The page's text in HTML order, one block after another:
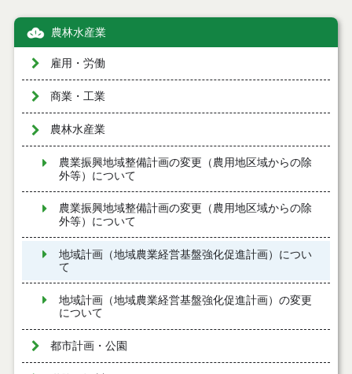
農林水産業
雇用・労働
商業・工業
農林水産業
農業振興地域整備計画の変更（農用地区域からの除
外等）について
農業振興地域整備計画の変更（農用地区域からの除
外等）について
地域計画（地域農業経営基盤強化促進計画）につい
て
地域計画（地域農業経営基盤強化促進計画）の変更
について
都市計画・公園